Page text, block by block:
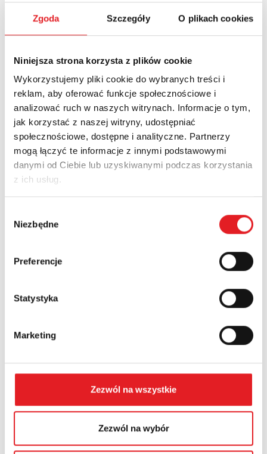
Zgoda Szczegóły O plikach cookies
Niniejsza strona korzysta z plików cookie
Wykorzystujemy pliki cookie do wybranych treści i
reklam, aby oferować funkcje społecznościowe i
analizować ruch w naszych witrynach. Informacje o tym,
jak korzystać z naszej witryny, udostępniać
społecznościowe, dostępne i analityczne. Partnerzy
mogą łączyć te informacje z innymi podstawowymi
danymi od Ciebie lub uzyskiwanymi podczas korzystania
z ich usług.
zgody
Niezbędne
Preferencje
Statystyka
Marketing
Zezwól na wszystkie
Zezwól na wybór
Zapytaj o szczegóły oferty
Imię i nazwisko: *
Adres e-mail: *
Nazwa firmy:
Treść: *
Wyrażam zgodę na przetwarzanie moich danych
temat przetwarzania danych osobowych wPolityce
Zapoznałem z treściąPolityki Prywatności*